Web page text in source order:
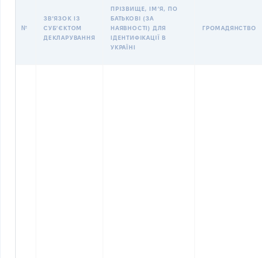
№
ЗВʼЯЗОК ІЗ
СУБʼЄКТОМ
ДЕКЛАРУВАННЯ
ПРІЗВИЩЕ, ІМʼЯ, ПО
БАТЬКОВІ (ЗА
НАЯВНОСТІ) ДЛЯ
ІДЕНТИФІКАЦІЇ В
УКРАЇНІ
ГРОМАДЯНСТВО